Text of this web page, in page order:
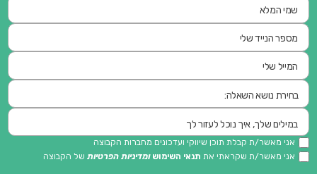
אני מאשר/ת קבלת תוכן שיווקי ועדכונים מחברות הקבוצה
אני מאשר/ת שקראתי את תנאי השימוש ומדיניות הפרטיות של הקבוצה